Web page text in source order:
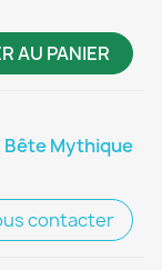
AU PANIER
Bête Mythique
contacter